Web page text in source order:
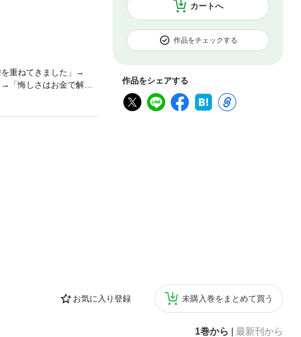
カートへ
作品をチェックする
作品をシェアする
お気に入り登録 未購入巻をまとめて買う
1巻から 最新刊から
重ねてきました」→
「悔しさはお金で解決
れ、読む人を癒し、励
「娘が生活費を入れて
◆「思いやりに欠ける
りませんか」◆「認知
、間違っています
婚。悔しくてたまりま
た「かけこみ人生相